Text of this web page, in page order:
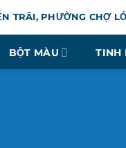
TRÃI, PHƯỜNG CHỢ
BỘT MÀU TINH